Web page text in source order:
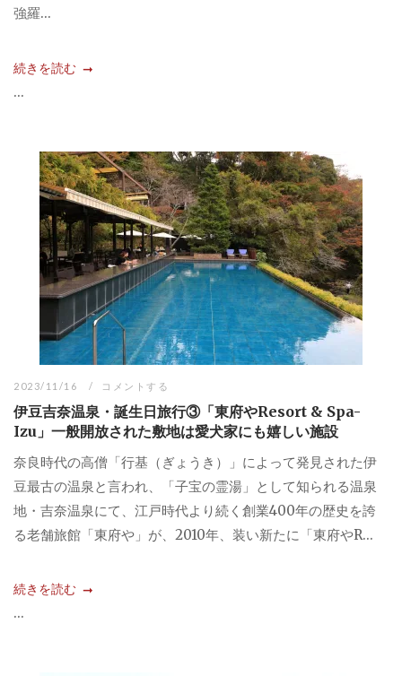
強羅...
続きを読む
...
2023/11/16 コメントする
伊豆吉奈温泉・誕生日旅行③「東府やResort & Spa-
Izu」一般開放された敷地は愛犬家にも嬉しい施設
奈良時代の高僧「行基（ぎょうき）」によって発見された伊
豆最古の温泉と言われ、「子宝の霊湯」として知られる温泉
地・吉奈温泉にて、江戸時代より続く創業400年の歴史を誇
る老舗旅館「東府や」が、2010年、装い新たに「東府やR...
続きを読む
...